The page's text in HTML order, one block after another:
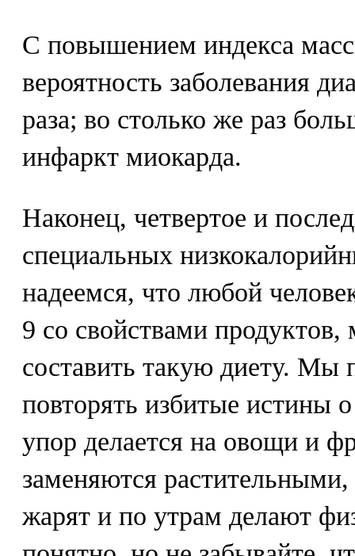
С повышением индекса
вероятность заболевания
раза; во столько же раз
инфаркт миокарда.
Наконец, четвертое и
специальных
надеемся, что любой
9 со свойствами продуктов,
составить такую диету. Мы
повторять избитые истины
упор делается на овощи и
заменяются
жарят и по утрам делают